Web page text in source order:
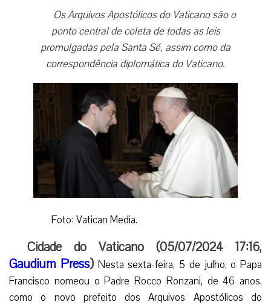
Os Arquivos Apostólicos do Vaticano são o
ponto central de coleta de todas as leis
promulgadas pela Santa Sé, assim como da
correspondência diplomática do Vaticano.
Foto: Vatican Media.
Cidade do Vaticano (05/07/2024 17:16,
Gaudium Press)Nesta sexta-feira, 5 de julho, o Papa
Francisco nomeou o Padre Rocco Ronzani, de 46 anos,
como o novo prefeito dos Arquivos Apostólicos do